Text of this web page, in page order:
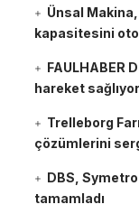
Ünsal
kapasitesini
FAULHABER
hareket sağlıyor
Trelleborg
çözümlerini
DBS,
tamamladı